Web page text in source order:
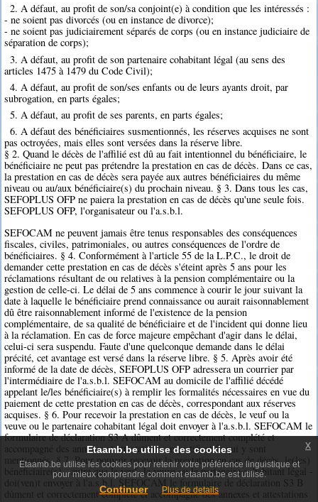
2. A défaut, au profit de son/sa conjoint(e) à condition que les intéressés :
- ne soient pas divorcés (ou en instance de divorce);
- ne soient pas judiciairement séparés de corps (ou en instance judiciaire de
séparation de corps);
3. A défaut, au profit de son partenaire cohabitant légal (au sens des
articles 1475 à 1479 du Code Civil);
4. A défaut, au profit de son/ses enfants ou de leurs ayants droit, par
subrogation, en parts égales;
5. A défaut, au profit de ses parents, en parts égales;
6. A défaut des bénéficiaires susmentionnés, les réserves acquises ne sont
pas octroyées, mais elles sont versées dans la réserve libre.
§ 2. Quand le décès de l'affilié est dû au fait intentionnel du bénéficiaire, le
bénéficiaire ne peut pas prétendre la prestation en cas de décès. Dans ce cas,
la prestation en cas de décès sera payée aux autres bénéficiaires du même
niveau ou au/aux bénéficiaire(s) du prochain niveau. § 3. Dans tous les cas,
SEFOPLUS OFP ne paiera la prestation en cas de décès qu'une seule fois.
SEFOPLUS OFP, l'organisateur ou l'a.s.b.l.
SEFOCAM ne peuvent jamais être tenus responsables des conséquences
fiscales, civiles, patrimoniales, ou autres conséquences de l'ordre de
bénéficiaires. § 4. Conformément à l'article 55 de la L.P.C., le droit de
demander cette prestation en cas de décès s'éteint après 5 ans pour les
réclamations résultant de ou relatives à la pension complémentaire ou la
gestion de celle-ci. Le délai de 5 ans commence à courir le jour suivant la
date à laquelle le bénéficiaire prend connaissance ou aurait raisonnablement
dû être raisonnablement informé de l'existence de la pension
complémentaire, de sa qualité de bénéficiaire et de l'incident qui donne lieu
à la réclamation. En cas de force majeure empêchant d'agir dans le délai,
celui-ci sera suspendu. Faute d'une quelconque demande dans le délai
précité, cet avantage est versé dans la réserve libre. § 5. Après avoir été
informé de la date de décès, SEFOPLUS OFP adressera un courrier par
l'intermédiaire de l'a.s.b.l. SEFOCAM au domicile de l'affilié décédé
appelant le/les bénéficiaire(s) à remplir les formalités nécessaires en vue du
paiement de cette prestation en cas de décès, correspondant aux réserves
acquises. § 6. Pour recevoir la prestation en cas de décès, le veuf ou la
veuve ou le partenaire cohabitant légal doit envoyer à l'a.s.b.l. SEFOCAM le
formulaire de déclaration S3 A dûment et correctement complété et
accompagné des annexes et attestations ou justificatifs qui y sont
mentionnés. § 7. Pour pouvoir recevoir la prestation en cas de décès, le(les)
bénéficiaire(s) - autre que le veuf, la veuve ou le partenaire cohabitant légal -
doi(ven)t envoyer à l'a.s.b.l. SEFOCAM le formulaire de déclaration S3 B
dûment et correctement complété et accompagné des annexes et attestations
Etaamb.be utilise des cookies
Etaamb.be utilise les cookies pour retenir votre préférence linguistique et
pour mieux comprendre comment etaamb.be est utilisé.
Continuer Plus de details
x